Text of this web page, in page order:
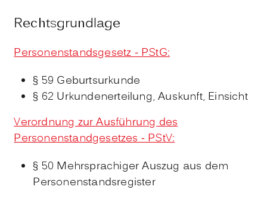
Rechtsgrundlage
Personenstandsgesetz - PStG:
§ 59 Geburtsurkunde
§ 62 Urkundenerteilung, Auskunft, Einsicht
Verordnung zur Ausführung des
Personenstandgesetzes - PStV:
§ 50 Mehrsprachiger Auszug aus dem
Personenstandsregister